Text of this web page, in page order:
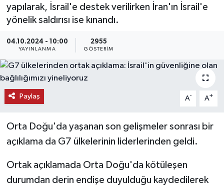
yapılarak, İsrail'e destek verilirken İran'ın İsrail'e
yönelik saldırısı ise kınandı.
04.10.2024 - 10:00
YAYINLANMA
2955
GÖSTERIM
Paylaş A- A+
Orta Doğu'da yaşanan son gelişmeler sonrası bir
açıklama da G7 ülkelerinin liderlerinden geldi.
Ortak açıklamada Orta Doğu'da kötüleşen
durumdan derin endişe duyulduğu kaydedilerek
KEMERBURGAZ
KÜLTÜR - SANAT
MAGAZİN
ÖZEL HABER
SPOR
TEKNOLOJİ